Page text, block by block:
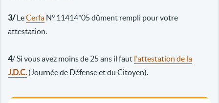
3/LeCerfa N° 11414*05 dûment rempli pour votre
attestation.
4/ Si vous avez moins de 25 ans il faut l'attestation de la
J.D.C.(Journée de Défense et du Citoyen).